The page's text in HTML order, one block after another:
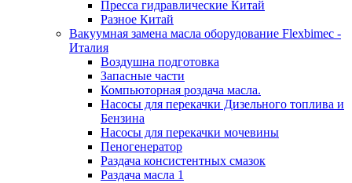
Пресса гидравлические Китай
Разное Китай
Вакуумная замена масла оборудование Flexbimeс -
Италия
Воздушна подготовка
Запасные части
Компьюторная роздача масла.
Насосы для перекачки Дизельного топлива и
Бензина
Насосы для перекачки мочевины
Пеногенератор
Раздача консистентных смазок
Раздача масла 1